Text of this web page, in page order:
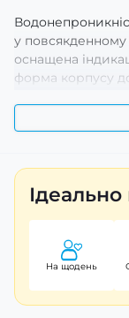
у
оснащена
форма корпусу
забезпечує
гарантію 12
Skmei 2181GD
цінують стиль та
Ідеально
На щодень